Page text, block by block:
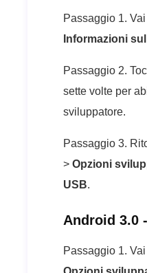
Passaggio 1.
Informazioni
Passaggio 2.
sette volte per
sviluppatore.
Passaggio 3.
> Opzioni
USB.
Android 3.0
Passaggio 1.